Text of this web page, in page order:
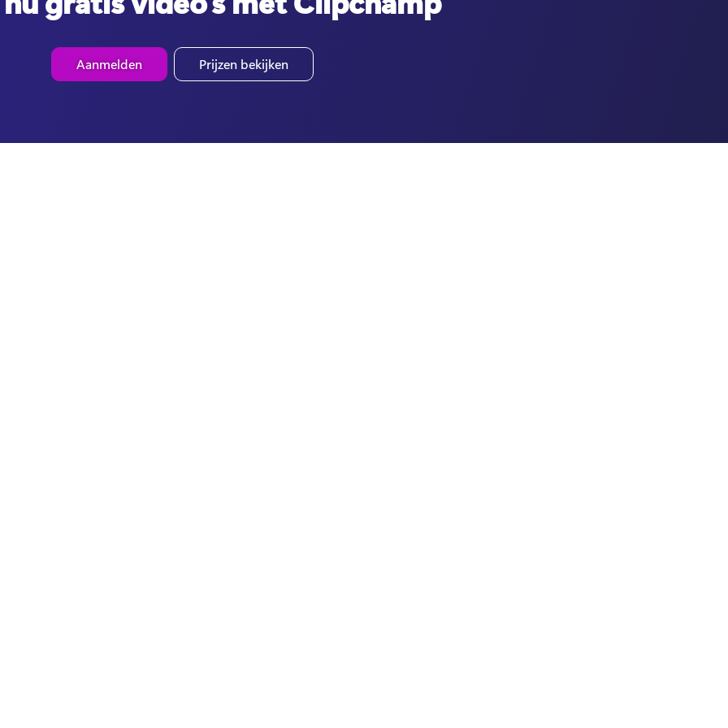
Aanmelden Prijzen bekijken